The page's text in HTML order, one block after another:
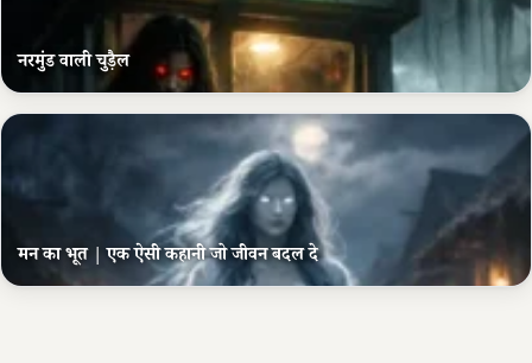
नरमुंड वाली चुड़ैल
मन का भूत | एक ऐसी कहानी जो जीवन बदल दे